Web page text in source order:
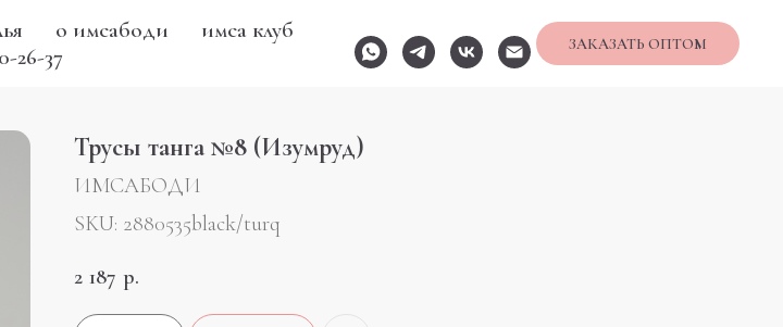
о имсабоди
имса клуб
26-37 ЗАКАЗАТЬ ОПТОМ
Трусы танга №8 (Изумруд)
ИМСАБОДИ
SKU: 2880535black/turq
2 187 р.